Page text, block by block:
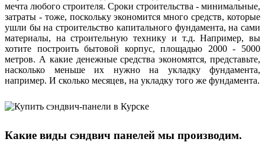
мечта любого строителя. Сроки строительства - минимальные,
затраты - тоже, поскольку экономится много средств, которые
ушли бы на строительство капитального фундамента, на сами
материалы, на строительную технику и т.д. Например, вы
хотите построить бытовой корпус, площадью 2000 - 5000
метров. А какие денежные средства экономятся, представьте,
насколько меньше их нужно на укладку фундамента,
например. И сколько месяцев, на укладку того же фундамента.
Какие виды сэндвич панелей мы производим.